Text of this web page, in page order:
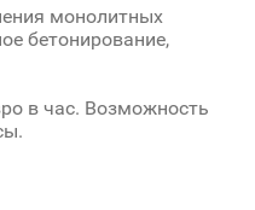
монолитных
бетонирование,
в час. Возможность